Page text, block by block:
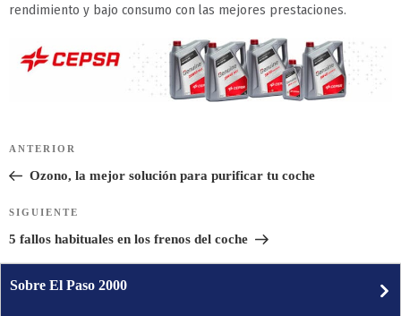
rendimiento y bajo consumo con las mejores prestaciones.
de
entradas
Entrada
anterior:
ANTERIOR
Ozono, la mejor solución para purificar tu coche
Siguiente
entrada
SIGUIENTE
5 fallos habituales en los frenos del coche
Sobre El Paso 2000